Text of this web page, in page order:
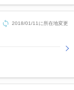
2018/01/11に所在地変更